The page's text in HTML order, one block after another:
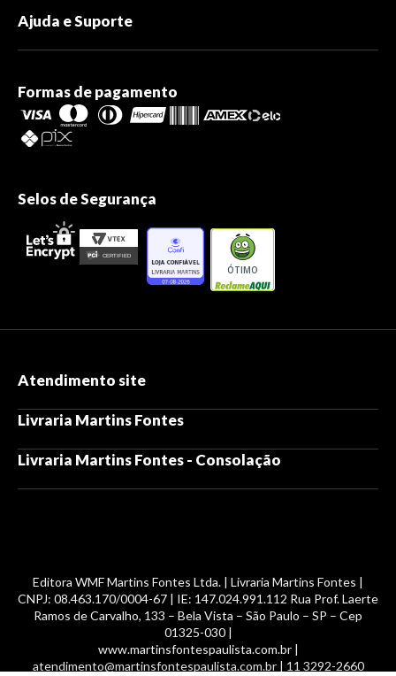
Ajuda e Suporte
Formas de pagamento
Selos de Segurança
ÓTIMO
Atendimento site
Livraria Martins Fontes
Livraria Martins Fontes - Consolação
Editora WMF Martins Fontes Ltda. | Livraria Martins Fontes |
CNPJ: 08.463.170/0004-67 | IE: 147.024.991.112 Rua Prof. Laerte
Ramos de Carvalho, 133 – Bela Vista – São Paulo – SP – Cep
01325-030 |
www.martinsfontespaulista.com.br |
atendimento@martinsfontespaulista.com.br | 11 3292-2660